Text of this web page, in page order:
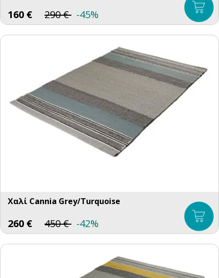
160 € 290€ -45%
Χαλί Cannia Grey/Turquoise
260 € 450€ -42%